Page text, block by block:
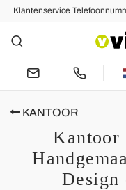
Klantenservice
KANTOOR
Kantoor